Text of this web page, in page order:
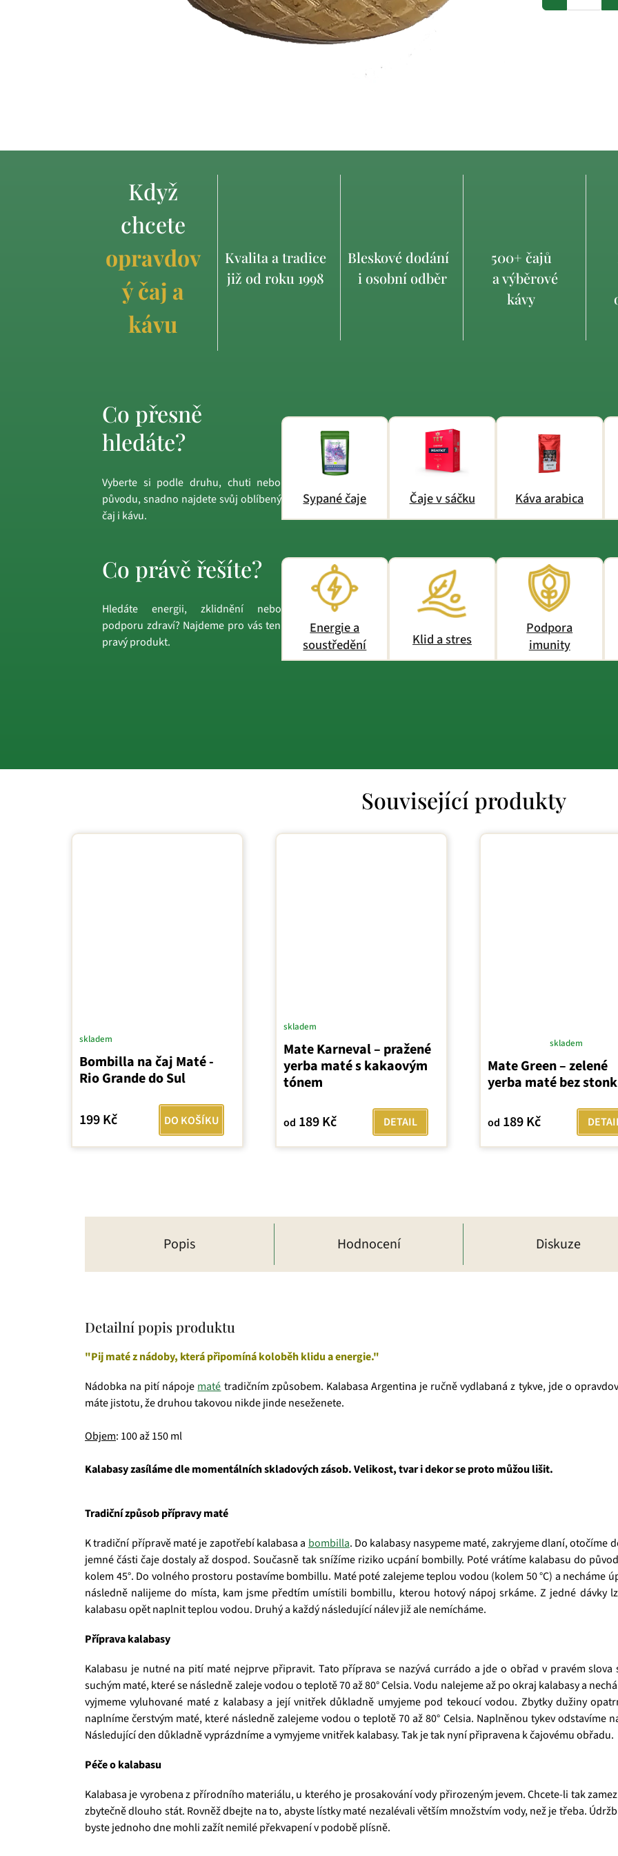
Když
chcete
opravdov
ý čaj a
kávu
Kvalita a tradice
již od roku 1998
Bleskové dodání
i osobní odběr
500+ čajů
a výběrové
kávy
Co přesně
hledáte?
Vyberte si podle druhu, chuti nebo
původu, snadno najdete svůj oblíbený
čaj i kávu.
Sypané čaje Čaje v sáčku Káva arabica
Co právě řešíte?
Hledáte energii, zklidnění nebo
podporu zdraví? Najdeme pro vás ten
pravý produkt.
Energie a
soustředění
Klid a stres
Podpora
imunity
Související produkty
Bombilla na čaj Maté -
Rio Grande do Sul
skladem
199 Kč DO KOŠÍKU
Mate Karneval – pražené
yerba maté s kakaovým
tónem
skladem
od 189 Kč DETAIL
Mate Green – zelené
yerba maté bez
hodnocení
produktu
4,0
5
skladem
od 189 Kč
Popis Hodnocení Diskuze
Detailní popis produktu
"Pij maté z nádoby, která připomíná koloběh klidu a energie."
Nádobka na pití nápoje maté tradičním způsobem. Kalabasa Argentina je ručně vydlabaná z tykve, jde o
máte jistotu, že druhou takovou nikde jinde neseženete.
Objem: 100 až 150 ml
Kalabasy zasíláme dle momentálních skladových zásob. Velikost, tvar i dekor se proto můžou lišit.
Tradiční způsob přípravy maté
K tradiční přípravě maté je zapotřebí kalabasa a bombilla. Do kalabasy nasypeme maté,zakryjeme dlaní, otočíme
jemné části čaje dostaly až dospod. Současně tak snížíme riziko ucpání bombilly. Poté vrátíme kalabasu do
kolem 45°. Do volného prostoru postavíme bombillu. Maté poté zalejeme teplou vodou (kolem 50 °C) a necháme
následně nalijeme do místa, kam jsme předtím umístili bombillu, kterou hotový nápoj srkáme. Z jedné dávky
kalabasu opět naplnit teplou vodou. Druhý a každý následující nálev již ale nemícháme.
Příprava kalabasy
Kalabasu je nutné na pití maté nejprve připravit. Tato příprava se nazývá currádo a jde o obřad v pravém
suchým maté, které se následně zaleje vodou o teplotě 70 až 80° Celsia. Vodu nalejeme až po okraj kalabasy a
vyjmeme vyluhované maté z kalabasy a její vnitřek důkladně umyjeme pod tekoucí vodou. Zbytky dužiny
naplníme čerstvým maté, které následně zalejeme vodou o teplotě 70 až 80° Celsia. Naplněnou tykev odstavíme
Následující den důkladně vyprázdníme a vymyjeme vnitřek kalabasy. Tak je tak nyní připravena k čajovému obřadu.
Péče o kalabasu
Kalabasa je vyrobena z přírodního materiálu, u kterého je prosakování vody přirozeným jevem. Chcete-li tak
zbytečně dlouho stát. Rovněž dbejte na to, abyste lístky maté nezalévali větším množstvím vody, než je třeba.
byste jednoho dne mohli zažít nemilé překvapení v podobě plísně.